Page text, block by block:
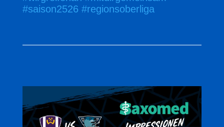
#saison2526 #regionsoberliga